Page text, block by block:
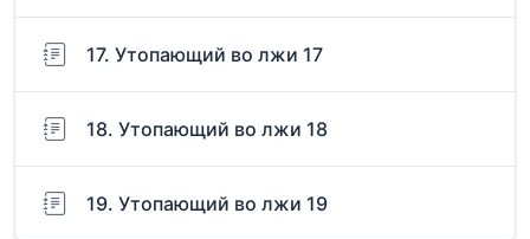
17. Утопающий во лжи 17
18. Утопающий во лжи 18
19. Утопающий во лжи 19